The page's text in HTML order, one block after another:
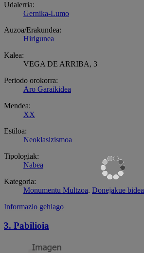
Udalerria:
Gernika-Lumo
Auzoa/Erakundea:
Hirigunea
Kalea:
VEGA DE ARRIBA, 3
Periodo orokorra:
Aro Garaikidea
Mendea:
XX
Estiloa:
Neoklasizismoa
Tipologiak:
Nabea
Kategoria:
Monumentu Multzoa. Donejakue bidea
Informazio gehiago
3. Pabilioia